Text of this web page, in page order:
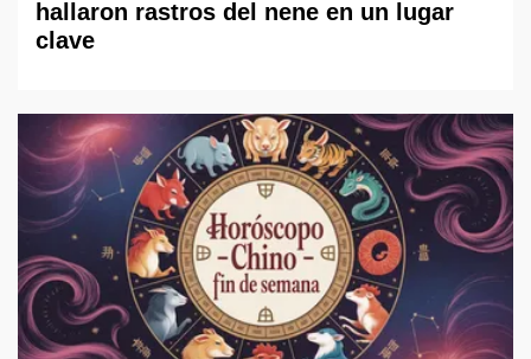
hallaron rastros del nene en un lugar
clave